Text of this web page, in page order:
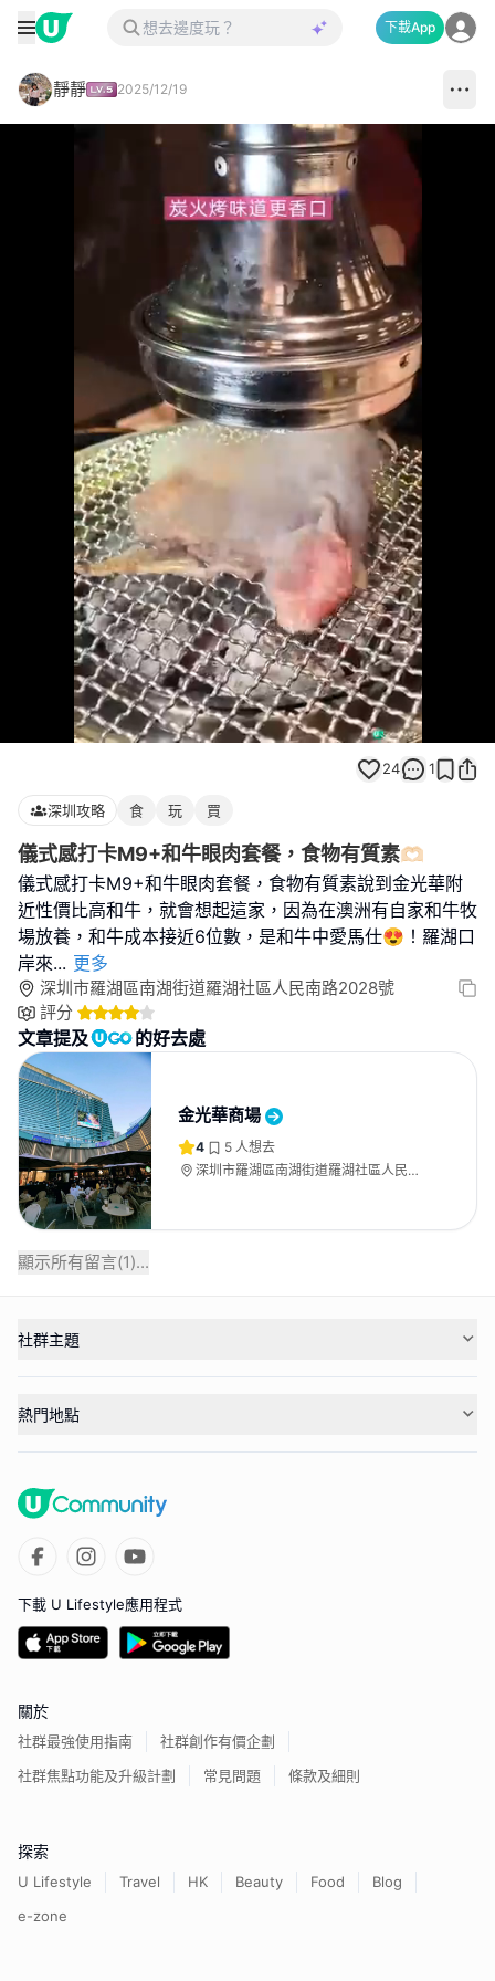
下載App
靜靜 2025/12/19
Loaded
100.00%
24 1
深圳攻略 食 玩 買
儀式感打卡M9+和牛眼肉套餐，食物有質素🫶🏻
儀式感打卡M9+和牛眼肉套餐，食物有質素說到金光華附
近性價比高和牛，就會想起這家，因為在澳洲有自家和牛牧
場放養，和牛成本接近6位數，是和牛中愛馬仕😍！羅湖口
岸來... 更多
深圳市羅湖區南湖街道羅湖社區人民南路2028號
評分
文章提及 的好去處
金光華商場
4 5 人想去
深圳市羅湖區南湖街道羅湖社區人民南
顯示所有留言(1)...
社群主題
熱門地點
下載 U Lifestyle應用程式
關於
社群最強使用指南
社群創作有價企劃
社群焦點功能及升級計劃
常見問題 條款及細則
探索
U Lifestyle Travel HK Beauty Food
Blog
e-zone